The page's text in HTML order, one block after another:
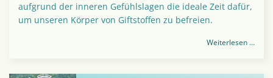
aufgrund der inneren Gefühlslagen die ideale Zeit dafür,
um unseren Körper von Giftstoffen zu befreien.
Weiterlesen …